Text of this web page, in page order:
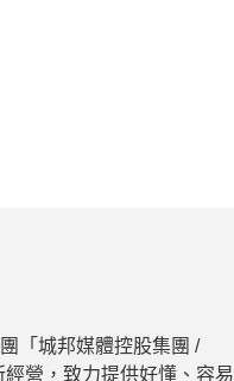
「城邦媒體控股集團 /
營，致力提供好懂、容易